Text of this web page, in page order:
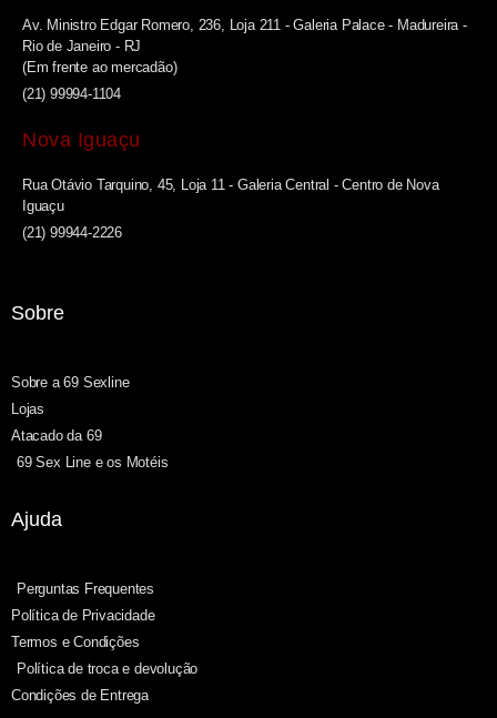
Av. Ministro Edgar Romero, 236, Loja 211 - Galeria Palace - Madureira -
Rio de Janeiro - RJ
(Em frente ao mercadão)
(21) 99994-1104
Nova Iguaçu
Rua Otávio Tarquino, 45, Loja 11 - Galeria Central - Centro de Nova
Iguaçu
(21) 99944-2226
Sobre
Sobre a 69 Sexline
Lojas
Atacado da 69
69 Sex Line e os Motéis
Ajuda
Perguntas Frequentes
Política de Privacidade
Termos e Condições
Política de troca e devolução
Condições de Entrega